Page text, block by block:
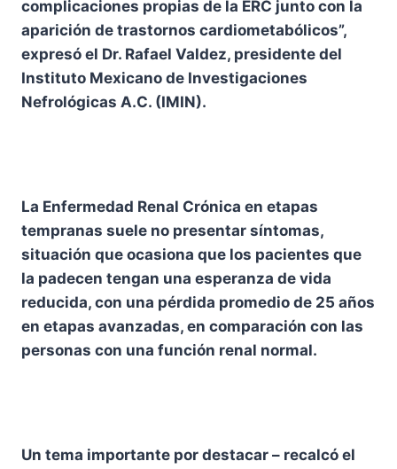
complicaciones propias de la ERC junto con la
aparición de trastornos cardiometabólicos”,
expresó el Dr. Rafael Valdez, presidente del
Instituto Mexicano de Investigaciones
Nefrológicas A.C. (IMIN).
La Enfermedad Renal Crónica en etapas
tempranas suele no presentar síntomas,
situación que ocasiona que los pacientes que
la padecen tengan una esperanza de vida
reducida, con una pérdida promedio de 25 años
en etapas avanzadas, en comparación con las
personas con una función renal normal.
Un tema importante por destacar – recalcó el